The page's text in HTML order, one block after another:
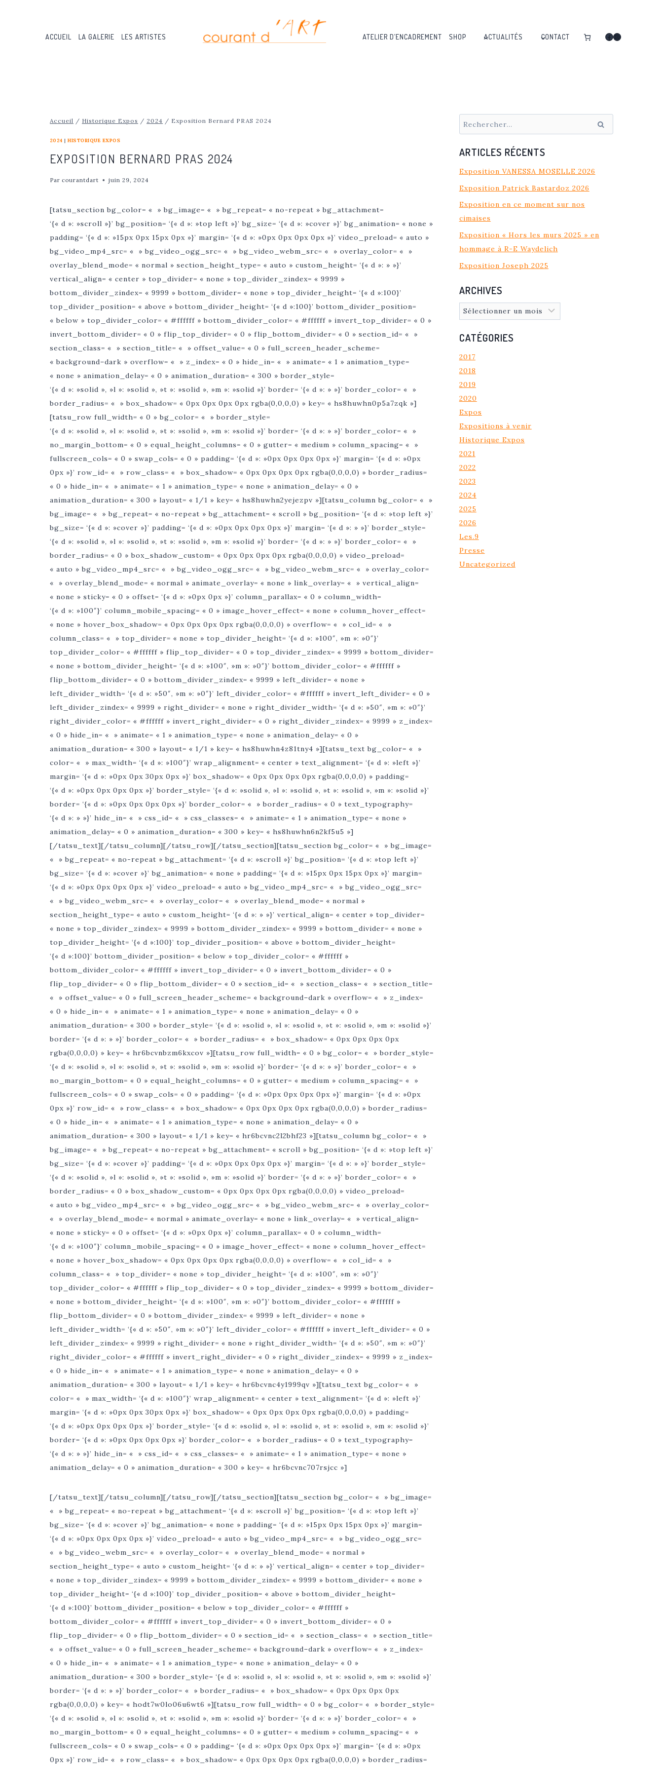
ACCUEIL LA GALERIE LES ARTISTES ATELIER D’ENCADREMENT SHOP ACTUALITÉS CONTACT Facebook
Instagram
Accueil / Historique Expos / 2024 / Exposition Bernard PRAS 2024
2024 |HISTORIQUE EXPOS
EXPOSITION BERNARD PRAS 2024
Par courantdart juin 29, 2024
[tatsu_section bg_color= « » bg_image= « » bg_repeat= « no-repeat » bg_attachment=
‘{« d »: »scroll »}’ bg_position= ‘{« d »: »top left »}’ bg_size= ‘{« d »: »cover »}’ bg_animation= « none »
padding= ‘{« d »: »15px 0px 15px 0px »}’ margin= ‘{« d »: »0px 0px 0px 0px »}’ video_preload= « auto »
bg_video_mp4_src= « » bg_video_ogg_src= « » bg_video_webm_src= « » overlay_color= « »
overlay_blend_mode= « normal » section_height_type= « auto » custom_height= ‘{« d »: » »}’
vertical_align= « center » top_divider= « none » top_divider_zindex= « 9999 »
bottom_divider_zindex= « 9999 » bottom_divider= « none » top_divider_height= ‘{« d »:100}’
top_divider_position= « above » bottom_divider_height= ‘{« d »:100}’ bottom_divider_position=
« below » top_divider_color= « #ffffff » bottom_divider_color= « #ffffff » invert_top_divider= « 0 »
invert_bottom_divider= « 0 » flip_top_divider= « 0 » flip_bottom_divider= « 0 » section_id= « »
section_class= « » section_title= « » offset_value= « 0 » full_screen_header_scheme=
« background–dark » overflow= « » z_index= « 0 » hide_in= « » animate= « 1 » animation_type=
« none » animation_delay= « 0 » animation_duration= « 300 » border_style=
‘{« d »: »solid », »l »: »solid », »t »: »solid », »m »: »solid »}’ border= ‘{« d »: » »}’ border_color= « »
border_radius= « » box_shadow= « 0px 0px 0px 0px rgba(0,0,0,0) » key= « hs8huwhn0p5a7zqk »]
[tatsu_row full_width= « 0 » bg_color= « » border_style=
‘{« d »: »solid », »l »: »solid », »t »: »solid », »m »: »solid »}’ border= ‘{« d »: » »}’ border_color= « »
no_margin_bottom= « 0 » equal_height_columns= « 0 » gutter= « medium » column_spacing= « »
fullscreen_cols= « 0 » swap_cols= « 0 » padding= ‘{« d »: »0px 0px 0px 0px »}’ margin= ‘{« d »: »0px
0px »}’ row_id= « » row_class= « » box_shadow= « 0px 0px 0px 0px rgba(0,0,0,0) » border_radius=
« 0 » hide_in= « » animate= « 1 » animation_type= « none » animation_delay= « 0 »
animation_duration= « 300 » layout= « 1/1 » key= « hs8huwhn2yejezpv »][tatsu_column bg_color= « »
bg_image= « » bg_repeat= « no-repeat » bg_attachment= « scroll » bg_position= ‘{« d »: »top left »}’
bg_size= ‘{« d »: »cover »}’ padding= ‘{« d »: »0px 0px 0px 0px »}’ margin= ‘{« d »: » »}’ border_style=
‘{« d »: »solid », »l »: »solid », »t »: »solid », »m »: »solid »}’ border= ‘{« d »: » »}’ border_color= « »
border_radius= « 0 » box_shadow_custom= « 0px 0px 0px 0px rgba(0,0,0,0) » video_preload=
« auto » bg_video_mp4_src= « » bg_video_ogg_src= « » bg_video_webm_src= « » overlay_color=
« » overlay_blend_mode= « normal » animate_overlay= « none » link_overlay= « » vertical_align=
« none » sticky= « 0 » offset= ‘{« d »: »0px 0px »}’ column_parallax= « 0 » column_width=
‘{« d »: »100″}’ column_mobile_spacing= « 0 » image_hover_effect= « none » column_hover_effect=
« none » hover_box_shadow= « 0px 0px 0px 0px rgba(0,0,0,0) » overflow= « » col_id= « »
column_class= « » top_divider= « none » top_divider_height= ‘{« d »: »100″, »m »: »0″}’
top_divider_color= « #ffffff » flip_top_divider= « 0 » top_divider_zindex= « 9999 » bottom_divider=
« none » bottom_divider_height= ‘{« d »: »100″, »m »: »0″}’ bottom_divider_color= « #ffffff »
flip_bottom_divider= « 0 » bottom_divider_zindex= « 9999 » left_divider= « none »
left_divider_width= ‘{« d »: »50″, »m »: »0″}’ left_divider_color= « #ffffff » invert_left_divider= « 0 »
left_divider_zindex= « 9999 » right_divider= « none » right_divider_width= ‘{« d »: »50″, »m »: »0″}’
right_divider_color= « #ffffff » invert_right_divider= « 0 » right_divider_zindex= « 9999 » z_index=
« 0 » hide_in= « » animate= « 1 » animation_type= « none » animation_delay= « 0 »
animation_duration= « 300 » layout= « 1/1 » key= « hs8huwhn4z81tny4 »][tatsu_text bg_color= « »
color= « » max_width= ‘{« d »: »100″}’ wrap_alignment= « center » text_alignment= ‘{« d »: »left »}’
margin= ‘{« d »: »0px 0px 30px 0px »}’ box_shadow= « 0px 0px 0px 0px rgba(0,0,0,0) » padding=
‘{« d »: »0px 0px 0px 0px »}’ border_style= ‘{« d »: »solid », »l »: »solid », »t »: »solid », »m »: »solid »}’
border= ‘{« d »: »0px 0px 0px 0px »}’ border_color= « » border_radius= « 0 » text_typography=
‘{« d »: » »}’ hide_in= « » css_id= « » css_classes= « » animate= « 1 » animation_type= « none »
animation_delay= « 0 » animation_duration= « 300 » key= « hs8huwhn6n2kf5u5 »]
[/tatsu_text][/tatsu_column][/tatsu_row][/tatsu_section][tatsu_section bg_color= « » bg_image=
« » bg_repeat= « no-repeat » bg_attachment= ‘{« d »: »scroll »}’ bg_position= ‘{« d »: »top left »}’
bg_size= ‘{« d »: »cover »}’ bg_animation= « none » padding= ‘{« d »: »15px 0px 15px 0px »}’ margin=
‘{« d »: »0px 0px 0px 0px »}’ video_preload= « auto » bg_video_mp4_src= « » bg_video_ogg_src=
« » bg_video_webm_src= « » overlay_color= « » overlay_blend_mode= « normal »
section_height_type= « auto » custom_height= ‘{« d »: » »}’ vertical_align= « center » top_divider=
« none » top_divider_zindex= « 9999 » bottom_divider_zindex= « 9999 » bottom_divider= « none »
top_divider_height= ‘{« d »:100}’ top_divider_position= « above » bottom_divider_height=
‘{« d »:100}’ bottom_divider_position= « below » top_divider_color= « #ffffff »
bottom_divider_color= « #ffffff » invert_top_divider= « 0 » invert_bottom_divider= « 0 »
flip_top_divider= « 0 » flip_bottom_divider= « 0 » section_id= « » section_class= « » section_title=
« » offset_value= « 0 » full_screen_header_scheme= « background–dark » overflow= « » z_index=
« 0 » hide_in= « » animate= « 1 » animation_type= « none » animation_delay= « 0 »
animation_duration= « 300 » border_style= ‘{« d »: »solid », »l »: »solid », »t »: »solid », »m »: »solid »}’
border= ‘{« d »: » »}’ border_color= « » border_radius= « » box_shadow= « 0px 0px 0px 0px
rgba(0,0,0,0) » key= « hr6bcvnbzm6kxcov »][tatsu_row full_width= « 0 » bg_color= « » border_style=
‘{« d »: »solid », »l »: »solid », »t »: »solid », »m »: »solid »}’ border= ‘{« d »: » »}’ border_color= « »
no_margin_bottom= « 0 » equal_height_columns= « 0 » gutter= « medium » column_spacing= « »
fullscreen_cols= « 0 » swap_cols= « 0 » padding= ‘{« d »: »0px 0px 0px 0px »}’ margin= ‘{« d »: »0px
0px »}’ row_id= « » row_class= « » box_shadow= « 0px 0px 0px 0px rgba(0,0,0,0) » border_radius=
« 0 » hide_in= « » animate= « 1 » animation_type= « none » animation_delay= « 0 »
animation_duration= « 300 » layout= « 1/1 » key= « hr6bcvnc2l2bhf23 »][tatsu_column bg_color= « »
bg_image= « » bg_repeat= « no-repeat » bg_attachment= « scroll » bg_position= ‘{« d »: »top left »}’
bg_size= ‘{« d »: »cover »}’ padding= ‘{« d »: »0px 0px 0px 0px »}’ margin= ‘{« d »: » »}’ border_style=
‘{« d »: »solid », »l »: »solid », »t »: »solid », »m »: »solid »}’ border= ‘{« d »: » »}’ border_color= « »
border_radius= « 0 » box_shadow_custom= « 0px 0px 0px 0px rgba(0,0,0,0) » video_preload=
« auto » bg_video_mp4_src= « » bg_video_ogg_src= « » bg_video_webm_src= « » overlay_color=
« » overlay_blend_mode= « normal » animate_overlay= « none » link_overlay= « » vertical_align=
« none » sticky= « 0 » offset= ‘{« d »: »0px 0px »}’ column_parallax= « 0 » column_width=
‘{« d »: »100″}’ column_mobile_spacing= « 0 » image_hover_effect= « none » column_hover_effect=
« none » hover_box_shadow= « 0px 0px 0px 0px rgba(0,0,0,0) » overflow= « » col_id= « »
column_class= « » top_divider= « none » top_divider_height= ‘{« d »: »100″, »m »: »0″}’
top_divider_color= « #ffffff » flip_top_divider= « 0 » top_divider_zindex= « 9999 » bottom_divider=
« none » bottom_divider_height= ‘{« d »: »100″, »m »: »0″}’ bottom_divider_color= « #ffffff »
flip_bottom_divider= « 0 » bottom_divider_zindex= « 9999 » left_divider= « none »
left_divider_width= ‘{« d »: »50″, »m »: »0″}’ left_divider_color= « #ffffff » invert_left_divider= « 0 »
left_divider_zindex= « 9999 » right_divider= « none » right_divider_width= ‘{« d »: »50″, »m »: »0″}’
right_divider_color= « #ffffff » invert_right_divider= « 0 » right_divider_zindex= « 9999 » z_index=
« 0 » hide_in= « » animate= « 1 » animation_type= « none » animation_delay= « 0 »
animation_duration= « 300 » layout= « 1/1 » key= « hr6bcvnc4y1999qv »][tatsu_text bg_color= « »
color= « » max_width= ‘{« d »: »100″}’ wrap_alignment= « center » text_alignment= ‘{« d »: »left »}’
margin= ‘{« d »: »0px 0px 30px 0px »}’ box_shadow= « 0px 0px 0px 0px rgba(0,0,0,0) » padding=
‘{« d »: »0px 0px 0px 0px »}’ border_style= ‘{« d »: »solid », »l »: »solid », »t »: »solid », »m »: »solid »}’
border= ‘{« d »: »0px 0px 0px 0px »}’ border_color= « » border_radius= « 0 » text_typography=
‘{« d »: » »}’ hide_in= « » css_id= « » css_classes= « » animate= « 1 » animation_type= « none »
animation_delay= « 0 » animation_duration= « 300 » key= « hr6bcvnc707rsjcc »]
[/tatsu_text][/tatsu_column][/tatsu_row][/tatsu_section][tatsu_section bg_color= « » bg_image=
« » bg_repeat= « no-repeat » bg_attachment= ‘{« d »: »scroll »}’ bg_position= ‘{« d »: »top left »}’
bg_size= ‘{« d »: »cover »}’ bg_animation= « none » padding= ‘{« d »: »15px 0px 15px 0px »}’ margin=
‘{« d »: »0px 0px 0px 0px »}’ video_preload= « auto » bg_video_mp4_src= « » bg_video_ogg_src=
« » bg_video_webm_src= « » overlay_color= « » overlay_blend_mode= « normal »
section_height_type= « auto » custom_height= ‘{« d »: » »}’ vertical_align= « center » top_divider=
« none » top_divider_zindex= « 9999 » bottom_divider_zindex= « 9999 » bottom_divider= « none »
top_divider_height= ‘{« d »:100}’ top_divider_position= « above » bottom_divider_height=
‘{« d »:100}’ bottom_divider_position= « below » top_divider_color= « #ffffff »
bottom_divider_color= « #ffffff » invert_top_divider= « 0 » invert_bottom_divider= « 0 »
flip_top_divider= « 0 » flip_bottom_divider= « 0 » section_id= « » section_class= « » section_title=
« » offset_value= « 0 » full_screen_header_scheme= « background–dark » overflow= « » z_index=
« 0 » hide_in= « » animate= « 1 » animation_type= « none » animation_delay= « 0 »
animation_duration= « 300 » border_style= ‘{« d »: »solid », »l »: »solid », »t »: »solid », »m »: »solid »}’
border= ‘{« d »: » »}’ border_color= « » border_radius= « » box_shadow= « 0px 0px 0px 0px
rgba(0,0,0,0) » key= « hodt7w0lo06u6wt6 »][tatsu_row full_width= « 0 » bg_color= « » border_style=
‘{« d »: »solid », »l »: »solid », »t »: »solid », »m »: »solid »}’ border= ‘{« d »: » »}’ border_color= « »
no_margin_bottom= « 0 » equal_height_columns= « 0 » gutter= « medium » column_spacing= « »
fullscreen_cols= « 0 » swap_cols= « 0 » padding= ‘{« d »: »0px 0px 0px 0px »}’ margin= ‘{« d »: »0px
0px »}’ row_id= « » row_class= « » box_shadow= « 0px 0px 0px 0px rgba(0,0,0,0) » border_radius=
Rechercher :
ARTICLES RÉCENTS
Exposition VANESSA MOSELLE 2026
Exposition Patrick Bastardoz 2026
Exposition en ce moment sur nos
cimaises
Exposition « Hors les murs 2025 » en
hommage à R-E Waydelich
Exposition Joseph 2025
ARCHIVES
Archives
CATÉGORIES
2017
2018
2019
2020
Expos
Expositions à venir
Historique Expos
2021
2022
2023
2024
2025
2026
Les.9
Presse
Uncategorized